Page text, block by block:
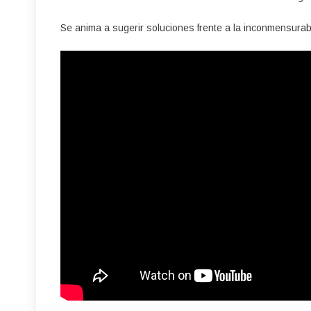
Se anima a sugerir soluciones frente a la